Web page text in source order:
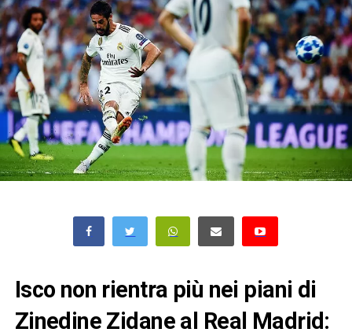
Isco non rientra più nei piani di
Zinedine Zidane al Real Madrid: